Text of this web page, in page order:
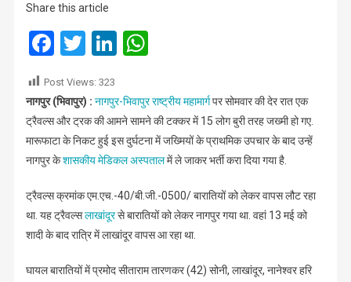
गंभीर
जख्मी
Share this article
Facebook
TwitterLinkedIn
WhatsApp
Post Views: 323
नागपुर (भिवापुर) : नागपुर-भिवापुर राष्ट्रीय महामार्गपर सोमवार की देर रात एक
ट्रैवल्स और ट्रक की आमने सामने की टक्कर में 15 लोग बुरी तरह जख्मी हो गए.
मारूफाटा के निकट हुई इस दुर्घटना में जख्मियों के प्राथमिक उपचार के बाद उन्हें
नागपुर केशासकीय मेडिकल अस्पतालमें ले जाकर भर्ती करा दिया गया है.
ट्रैवल्स क्रमांक एम.एच.-40/बी.जी.-0500/ बारातियों को लेकर वापस लौट रहा
था. यह ट्रैवल्सलाखांदूरसे बारातियों को लेकर नागपुर गया था. वहां 13 मई को
शादी के बाद रात्रि में लाखांदूर वापस आ रहा था.
घायल बारातियों में प्रमोद‌ सीताराम तारणकर (42) सोनी, लाखांदूर, नानेश्वर हरि